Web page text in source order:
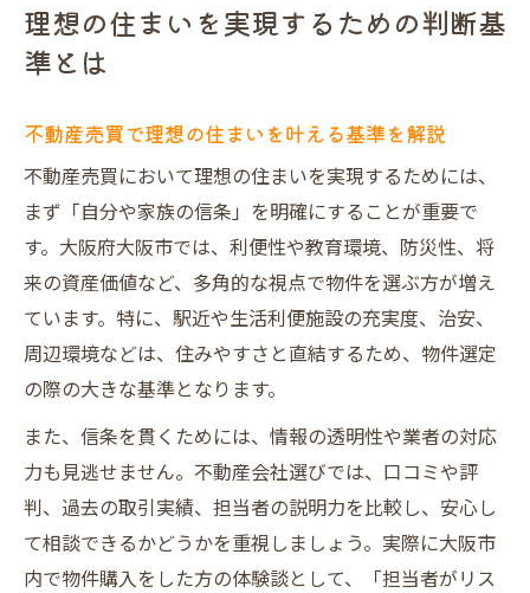
理想の住まいを実現するための判断基
準とは
不動産売買で理想の住まいを叶える基準を解説
不動産売買において理想の住まいを実現するためには、
まず「自分や家族の信条」を明確にすることが重要で
す。大阪府大阪市では、利便性や教育環境、防災性、将
来の資産価値など、多角的な視点で物件を選ぶ方が増え
ています。特に、駅近や生活利便施設の充実度、治安、
周辺環境などは、住みやすさと直結するため、物件選定
の際の大きな基準となります。
また、信条を貫くためには、情報の透明性や業者の対応
力も見逃せません。不動産会社選びでは、口コミや評
判、過去の取引実績、担当者の説明力を比較し、安心し
て相談できるかどうかを重視しましょう。実際に大阪市
内で物件購入をした方の体験談として、「担当者がリス